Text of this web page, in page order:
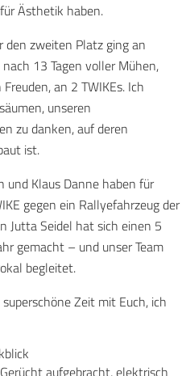
Ästhetik haben.
den zweiten Platz ging an
13 Tagen voller Mühen,
an 2 TWIKEs. Ich
unseren
zu danken, auf deren
ist.
und Klaus Danne haben für
gegen ein Rallyefahrzeug der
Jutta Seidel hat sich einen 5
gemacht – und unser Team
begleitet.
Zeit mit Euch, ich
aufgebracht, elektrisch